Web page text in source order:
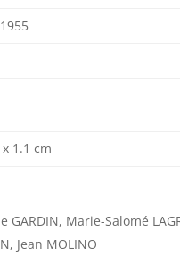
1.1 cm
GARDIN, Marie-Salomé
Jean MOLINO